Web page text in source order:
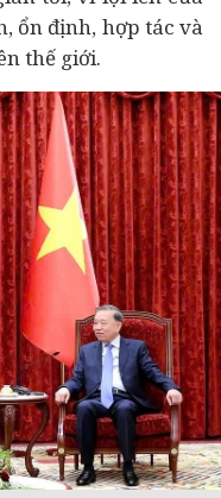
ổn định, hợp tác và
thế giới.